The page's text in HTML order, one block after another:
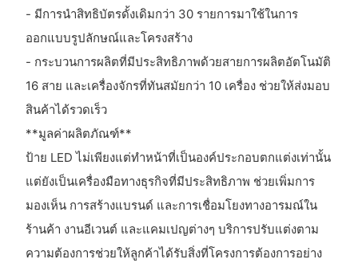
- มีการนำสิทธิบัตรดั้งเดิมกว่า 30 รายการมาใช้ในการ
ออกแบบรูปลักษณ์และโครงสร้าง
- กระบวนการผลิตที่มีประสิทธิภาพด้วยสายการผลิตอัตโนมัติ
16 สาย และเครื่องจักรที่ทันสมัยกว่า 10 เครื่อง ช่วยให้ส่งมอบ
สินค้าได้รวดเร็ว
**มูลค่าผลิตภัณฑ์**
ป้าย LED ไม่เพียงแต่ทำหน้าที่เป็นองค์ประกอบตกแต่งเท่านั้น
แต่ยังเป็นเครื่องมือทางธุรกิจที่มีประสิทธิภาพ ช่วยเพิ่มการ
มองเห็น การสร้างแบรนด์ และการเชื่อมโยงทางอารมณ์ใน
ร้านค้า งานอีเวนต์ และแคมเปญต่างๆ บริการปรับแต่งตาม
ความต้องการช่วยให้ลูกค้าได้รับสิ่งที่โครงการต้องการอย่าง